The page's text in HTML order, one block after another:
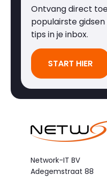
Ontvang direct
populairste
tips in je inbox.
START HIER
Network-IT BV
Adegemstraat 88